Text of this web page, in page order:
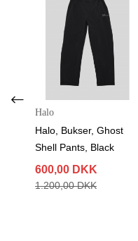
Halo
Halo, Bukser, Ghost
Shell Pants, Black
600,00 DKK
1.200,00 DKK